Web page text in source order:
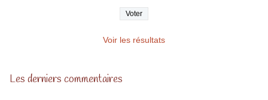
Voir les résultats
Les derniers commentaires